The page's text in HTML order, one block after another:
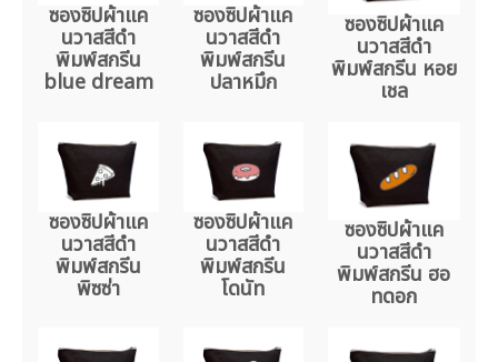
ซองซิปผ้าแค
นวาสสีดำ
พิมพ์สกรีน
blue dream
ซองซิปผ้าแค
นวาสสีดำ
พิมพ์สกรีน
ปลาหมึก
ซองซิปผ้าแค
นวาสสีดำ
พิมพ์สกรีน หอย
เชล
ซองซิปผ้าแค
นวาสสีดำ
พิมพ์สกรีน
พิซซ่า
ซองซิปผ้าแค
นวาสสีดำ
พิมพ์สกรีน
โดนัท
ซองซิปผ้าแค
นวาสสีดำ
พิมพ์สกรีน ฮอ
ทดอก